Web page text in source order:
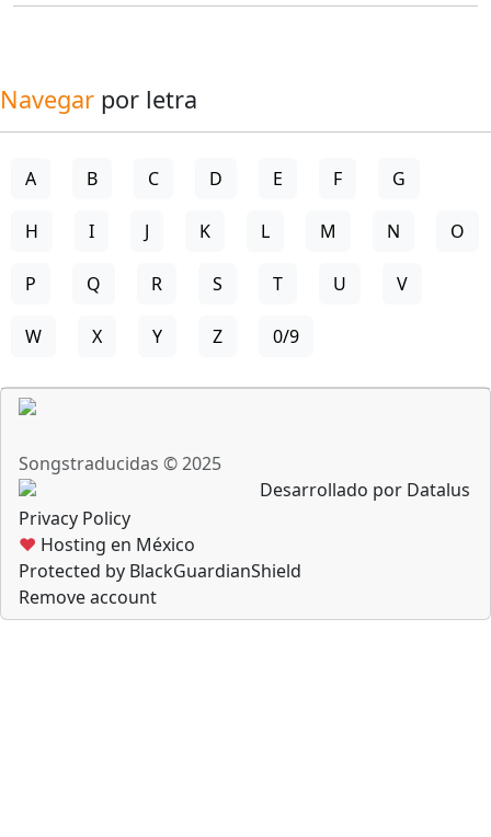
Navegar por letra
A B C D E F G
H I J K L M N O
P Q R S T U V
W X Y Z 0/9
Songstraducidas © 2025
Desarrollado por Datalus
Privacy Policy
♥ Hosting en México
Protected by BlackGuardianShield
Remove account